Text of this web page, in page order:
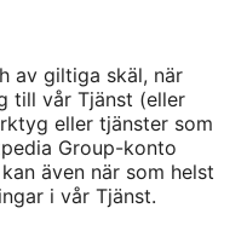
av giltiga skäl, när
till vår Tjänst (eller
eller tjänster som
Group-konto
även när som helst
i vår Tjänst.